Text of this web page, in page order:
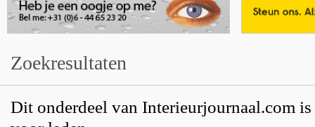
Zoekresultaten
Dit onderdeel van Interieurjournaal.com